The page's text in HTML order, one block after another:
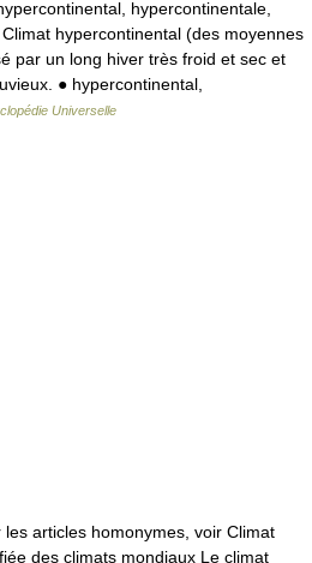
hypercontinentale,
hypercontinental (des moyennes
par un long hiver très froid et sec et
● hypercontinental,
Universelle
articles homonymes, voir Climat
des climats mondiaux Le climat